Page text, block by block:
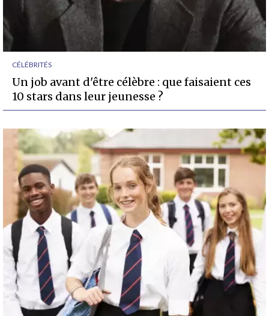
CÉLÉBRITÉS
Un job avant d'être célèbre : que faisaient ces
10 stars dans leur jeunesse ?